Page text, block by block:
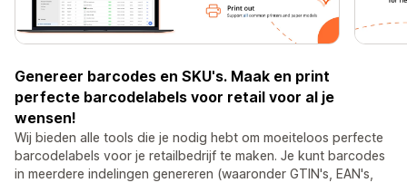
Genereer barcodes en SKU's. Maak en print
perfecte barcodelabels voor retail voor al je
wensen!
Wij bieden alle tools die je nodig hebt om moeiteloos perfecte
barcodelabels voor je retailbedrijf te maken. Je kunt barcodes
in meerdere indelingen genereren (waaronder GTIN's, EAN's,